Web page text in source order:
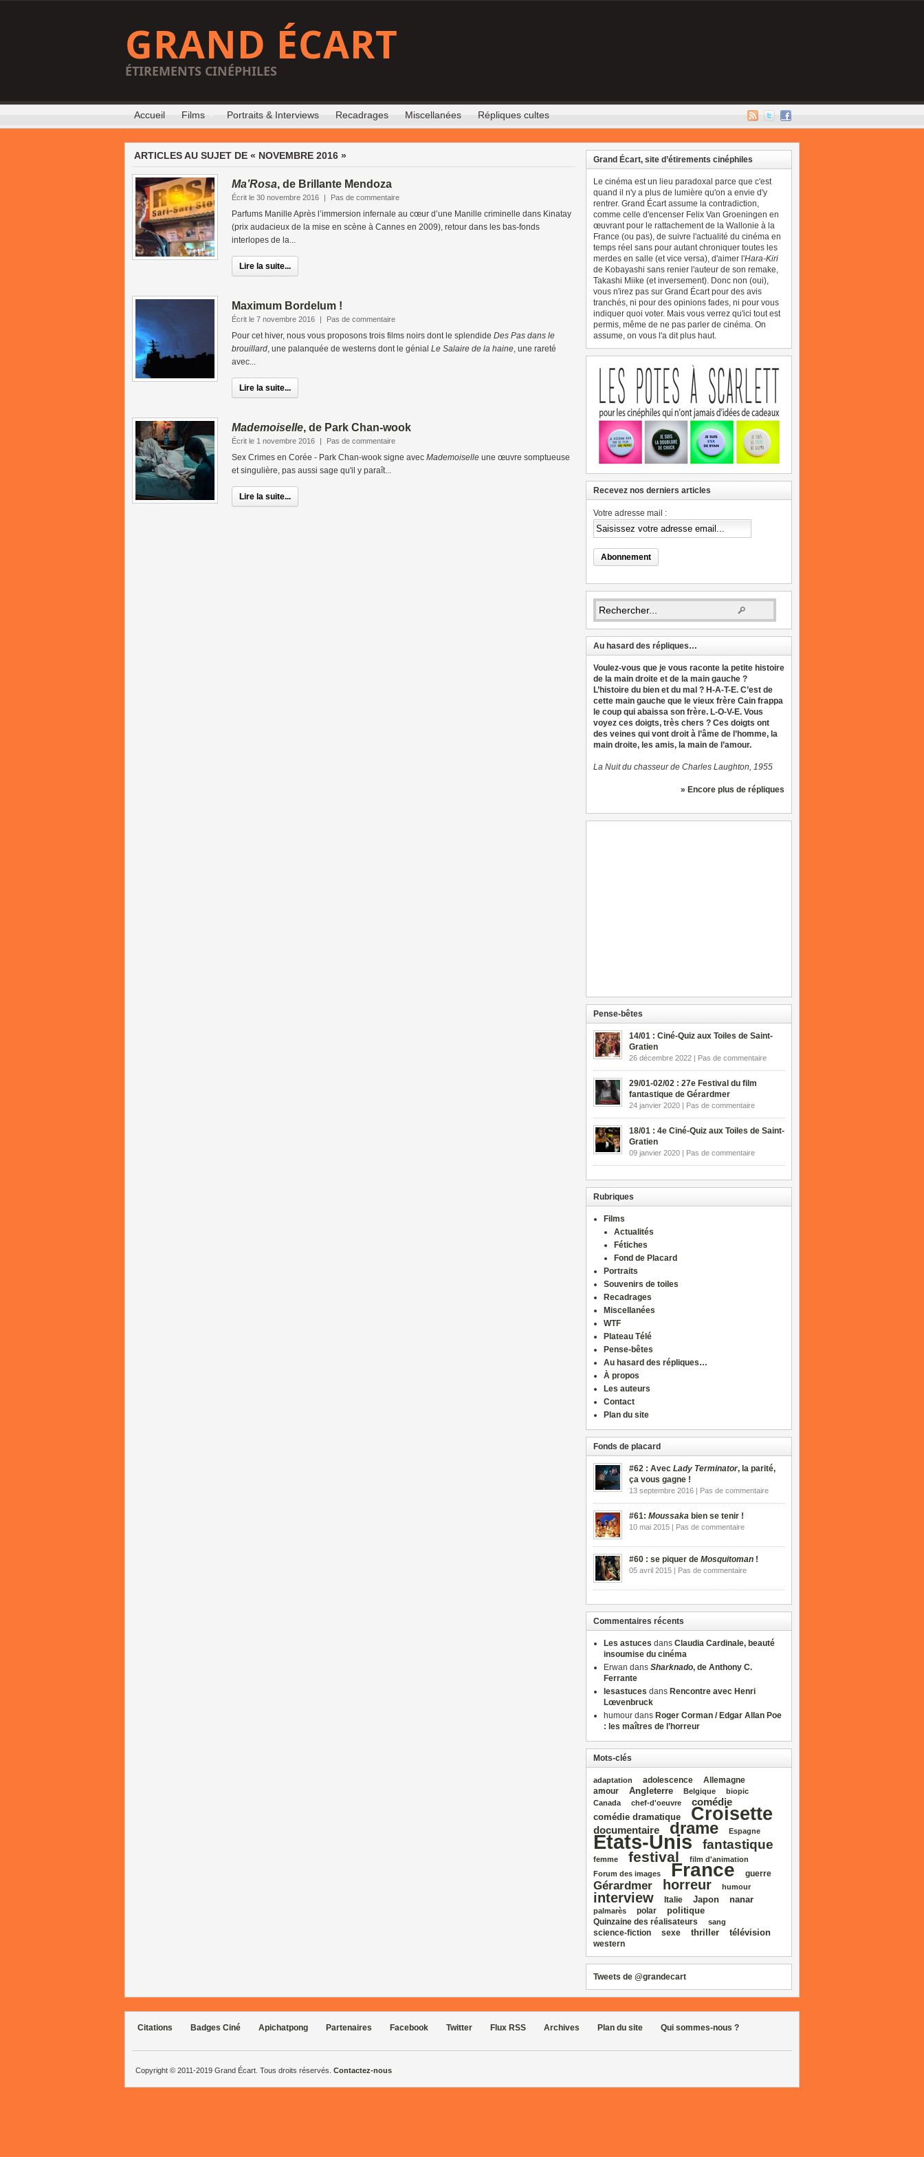
GRAND ÉCART
ÉTIREMENTS CINÉPHILES
Accueil Films Portraits & Interviews Recadrages Miscellanées Répliques cultes
ARTICLES AU SUJET DE « NOVEMBRE 2016 »
Ma’Rosa, de Brillante Mendoza
Écrit le 30 novembre 2016 | Pas de commentaire
Parfums Manille Après l’immersion infernale au cœur d’une Manille criminelle dans Kinatay
(prix audacieux de la mise en scène à Cannes en 2009), retour dans les bas-fonds
interlopes de la...
Lire la suite...
Maximum Bordelum !
Écrit le 7 novembre 2016 | Pas de commentaire
Pour cet hiver, nous vous proposons trois films noirs dont le splendide Des Pas dans le
brouillard, une palanquée de westerns dont le génial Le Salaire de la haine, une rareté
avec...
Lire la suite...
Mademoiselle, de Park Chan-wook
Écrit le 1 novembre 2016 | Pas de commentaire
Sex Crimes en Corée - Park Chan-wook signe avec Mademoiselle une œuvre somptueuse
et singulière, pas aussi sage qu'il y paraît...
Lire la suite...
Grand Écart, site d’étirements cinéphiles
Le cinéma est un lieu paradoxal parce que c'est
quand il n'y a plus de lumière qu'on a envie d'y
rentrer. Grand Écart assume la contradiction,
comme celle d'encenser Felix Van Groeningen en
œuvrant pour le rattachement de la Wallonie à la
France (ou pas), de suivre l'actualité du cinéma en
temps réel sans pour autant chroniquer toutes les
merdes en salle (et vice versa), d'aimer l'Hara-Kiri
de Kobayashi sans renier l'auteur de son remake,
Takashi Miike (et inversement). Donc non (oui),
vous n'irez pas sur Grand Écart pour des avis
tranchés, ni pour des opinions fades, ni pour vous
indiquer quoi voter. Mais vous verrez qu'ici tout est
permis, même de ne pas parler de cinéma. On
assume, on vous l'a dit plus haut.
Recevez nos derniers articles
Votre adresse mail :
Au hasard des répliques…
Voulez-vous que je vous raconte la petite histoire
de la main droite et de la main gauche ?
L’histoire du bien et du mal ? H-A-T-E. C’est de
cette main gauche que le vieux frère Cain frappa
le coup qui abaissa son frère. L-O-V-E. Vous
voyez ces doigts, très chers ? Ces doigts ont
des veines qui vont droit à l’âme de l’homme, la
main droite, les amis, la main de l’amour.
La Nuit du chasseur de Charles Laughton, 1955
» Encore plus de répliques
Pense-bêtes
14/01 : Ciné-Quiz aux Toiles de Saint-
Gratien
26 décembre 2022 | Pas de commentaire
29/01-02/02 : 27e Festival du film
fantastique de Gérardmer
24 janvier 2020 | Pas de commentaire
18/01 : 4e Ciné-Quiz aux Toiles de Saint-
Gratien
09 janvier 2020 | Pas de commentaire
Rubriques
Films
Actualités
Fétiches
Fond de Placard
Portraits
Souvenirs de toiles
Recadrages
Miscellanées
WTF
Plateau Télé
Pense-bêtes
Au hasard des répliques…
À propos
Les auteurs
Contact
Plan du site
Fonds de placard
#62 : Avec Lady Terminator, la parité,
ça vous gagne !
13 septembre 2016 | Pas de commentaire
#61: Moussaka bien se tenir !
10 mai 2015 | Pas de commentaire
#60 : se piquer de Mosquitoman !
05 avril 2015 | Pas de commentaire
Commentaires récents
Les astuces dans Claudia Cardinale, beauté
insoumise du cinéma
Erwan dans Sharknado, de Anthony C.
Ferrante
lesastuces dans Rencontre avec Henri
Lœvenbruck
humour dans Roger Corman / Edgar Allan Poe
: les maîtres de l’horreur
Mots-clés
adaptation adolescence Allemagne
amour Angleterre Belgique
biopic
Canada
chef‑d'oeuvre comédie
comédie dramatique Croisette
documentaire drame Espagne
Etats‑Unis fantastique
femme festival
film d'animation
Forum des images
France guerre
Gérardmer horreur humour
interview Italie Japon nanar
palmarès polar politique
Quinzaine des réalisateurs sang
science‑fiction sexe thriller télévision
western
Tweets de @grandecart
Citations Badges Ciné Apichatpong Partenaires Facebook Twitter Flux RSS Archives Plan du site Qui sommes-nous ?
Copyright © 2011-2019 Grand Écart. Tous droits réservés. Contactez-nous